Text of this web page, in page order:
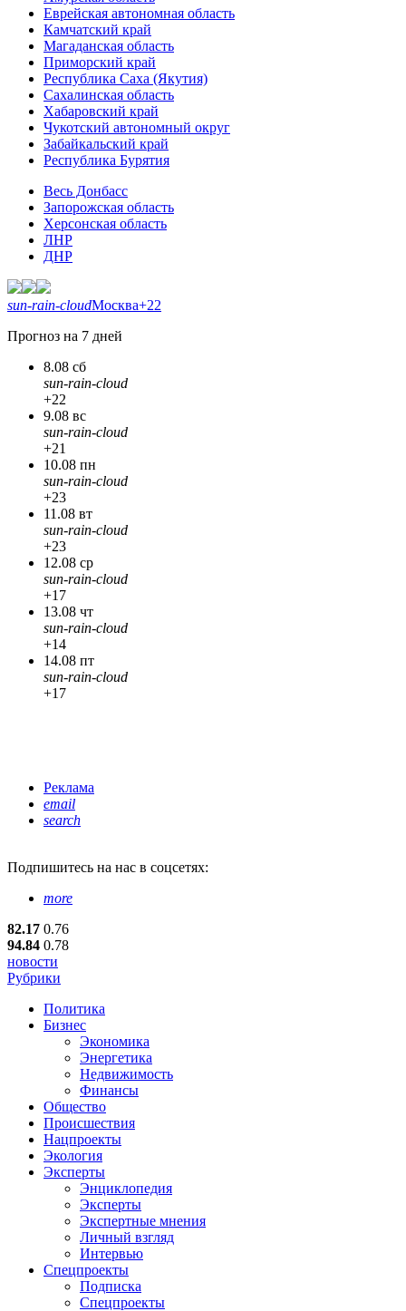
Еврейская автономная область
Камчатский край
Магаданская область
Приморский край
Республика Саха (Якутия)
Сахалинская область
Хабаровский край
Чукотский автономный округ
Забайкальский край
Республика Бурятия
Весь Донбасс
Запорожская область
Херсонская область
ЛНР
ДНР
sun-rain-cloudМосква+22
Прогноз на 7 дней
8.08 сб
sun-rain-cloud
+22
9.08 вс
sun-rain-cloud
+21
10.08 пн
sun-rain-cloud
+23
11.08 вт
sun-rain-cloud
+23
12.08 ср
sun-rain-cloud
+17
13.08 чт
sun-rain-cloud
+14
14.08 пт
sun-rain-cloud
+17
Реклама
email
search
Подпишитесь на нас в соцсетях:
more
82.17 0.76
94.84 0.78
новости
Рубрики
Политика
Бизнес
Экономика
Энергетика
Недвижимость
Финансы
Общество
Происшествия
Нацпроекты
Экология
Эксперты
Энциклопедия
Эксперты
Экспертные мнения
Личный взгляд
Интервью
Спецпроекты
Подписка
Спецпроекты